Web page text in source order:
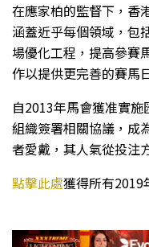
在應家柏的監督下，香
涵蓋近乎每個領域，包
場優化工程，提高參賽
作以提供更完善的賽馬
自2013年馬會獲准實
組織簽署相關協議，成
者愛戴，其人氣從投注
點擊此處獲得所有2019